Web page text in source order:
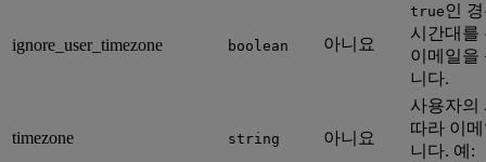
ignore_user_timezone boolean 아니요
true 인
시간대를
이메일을
니다.
timezone string 아니요
사용자의
따라 이
니다. 예: